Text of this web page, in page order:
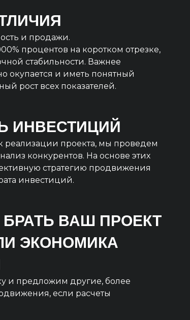
ИНВЕСТИЦИЙ
реализации проекта, мы проведем
конкурентов. На основе этих
стратегию продвижения
инвестиций.
и продажи.
процентов на коротком отрезке,
стабильности. Важнее
окупается и иметь понятный
рост всех показателей.
ВАШ ПРОЕКТ
ЭКОНОМИКА
и предложим другие, более
если расчеты